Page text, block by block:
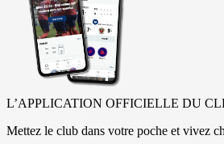
L’APPLICATION OFFICIELLE DU
Mettez le club dans votre poche et vivez